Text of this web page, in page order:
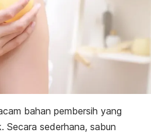
bahan pembersih yang
Secara sederhana, sabun